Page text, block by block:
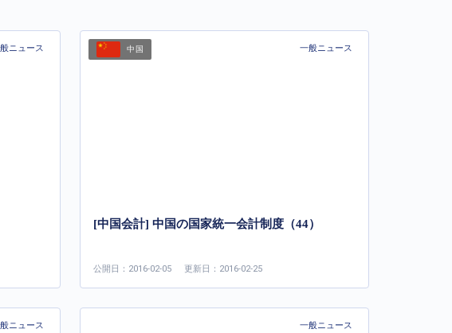
ニュース 中国 一般ニュース
[中国会計] 中国の国家統一会計制度（44）
公開日：2016-02-05 更新日：2016-02-25
ニュース 一般ニュース